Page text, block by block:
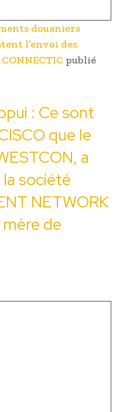
douaniers
l’envoi des
publié
: Ce sont
que le
a
société
NETWORK
de